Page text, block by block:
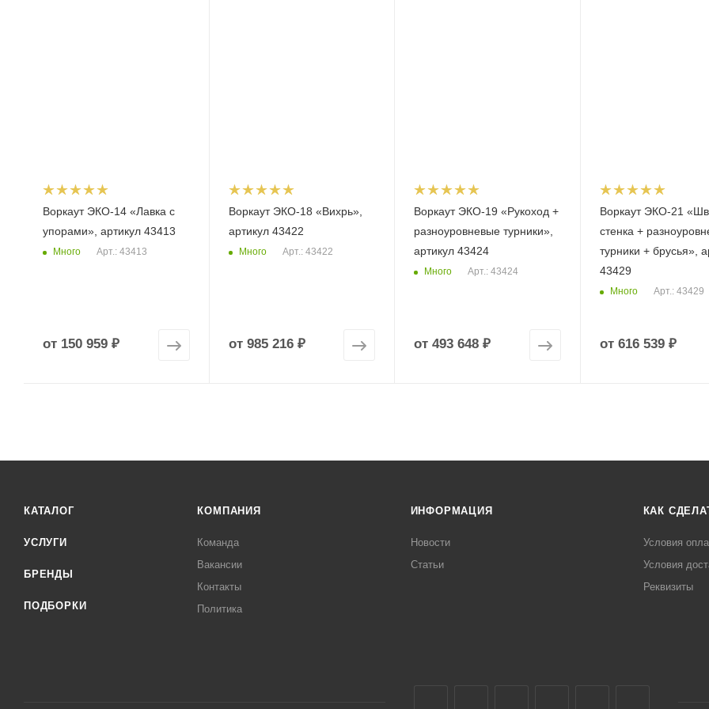
Воркаут ЭКО-14 «Лавка с
упорами», артикул 43413
Много Арт.: 43413
от 150 959 ₽
Воркаут ЭКО-18 «Вихрь»,
артикул 43422
Много Арт.: 43422
от 985 216 ₽
Воркаут ЭКО-19 «Рукоход +
разноуровневые турники»,
артикул 43424
Много Арт.: 43424
от 493 648 ₽
Воркаут ЭКО-21
стенка +
турники + брусья»,
43429
Много Арт.: 43429
от 616 539 ₽
КАТАЛОГ
УСЛУГИ
БРЕНДЫ
ПОДБОРКИ
КОМПАНИЯ
Команда
Вакансии
Контакты
Политика
ИНФОРМАЦИЯ
Новости
Статьи
КАК
Условия
Условия
Реквизиты